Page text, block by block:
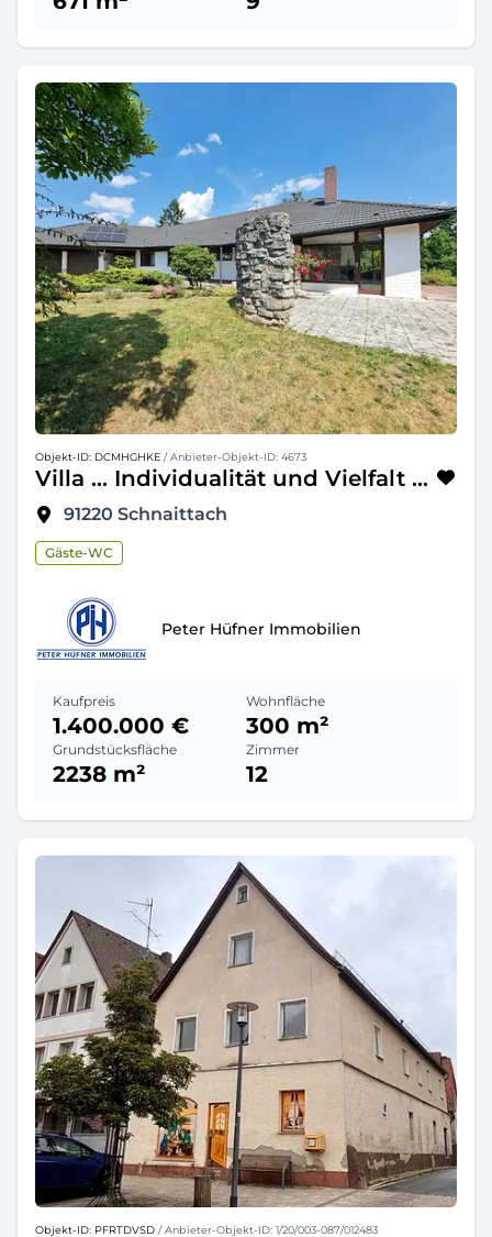
Objekt-ID: DCMHGHKE / Anbieter-Objekt-ID: 4673
Villa ... Individualität und Vielfalt ...
91220 Schnaittach
Gäste-WC
Peter Hüfner Immobilien
Kaufpreis
1.400.000 €
Wohnfläche
300 m²
Grundstücksfläche
2238 m²
Zimmer
12
Objekt-ID: PFRTDVSD / Anbieter-Objekt-ID: 1/20/003-087/012483